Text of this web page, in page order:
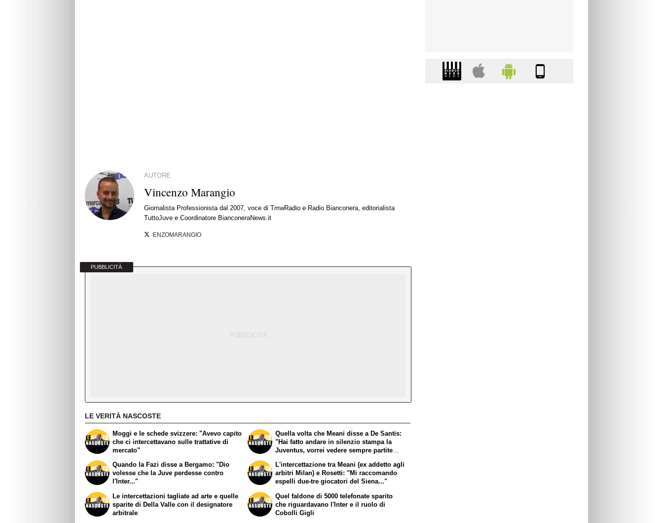
AUTORE
Vincenzo Marangio
Giornalista Professionista dal 2007, voce di TmwRadio e Radio Bianconera, editorialista
TuttoJuve e Coordinatore BianconeraNews.it
ENZOMARANGIO
PUBBLICITÀ
LE VERITÀ NASCOSTE
Moggi e le schede svizzere: "Avevo capito
che ci intercettavano sulle trattative di
mercato"
Quando la Fazi disse a Bergamo: "Dio
volesse che la Juve perdesse contro
l'Inter..."
Quella volta che Meani disse a De Santis:
"Hai fatto andare in silenzio stampa la
Juventus, vorrei vedere sempre partite
L'intercettazione tra Meani (ex addetto agli
arbitri Milan) e Rosetti: "Mi raccomando
espelli due-tre giocatori del Siena..."
Le intercettazioni tagliate ad arte e quelle
sparite di Della Valle con il designatore
arbitrale
Quel faldone di 5000 telefonate sparito
che riguardavano l'Inter e il ruolo di
Cobolli Gigli